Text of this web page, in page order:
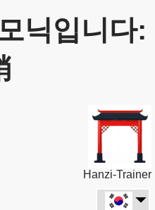
닉입니다:
Hanzi-Trainer